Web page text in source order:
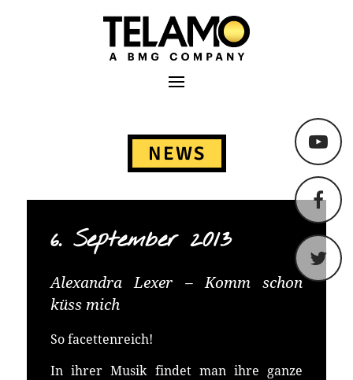
TELAMO
Primäres Menü
NEWS
6. September 2013
Alexandra Lexer – Komm schon
küss mich
So facettenreich!
In ihrer Musik findet man ihre ganze